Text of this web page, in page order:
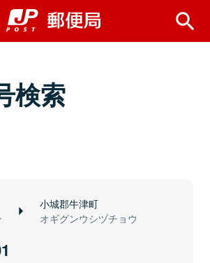
検索
小城郡牛津町
オギグンウシヅチョウ